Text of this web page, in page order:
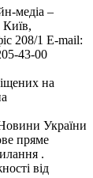
медіа –
Київ,
208/1 E-mail:
43-00
на
України
пряме
.
від